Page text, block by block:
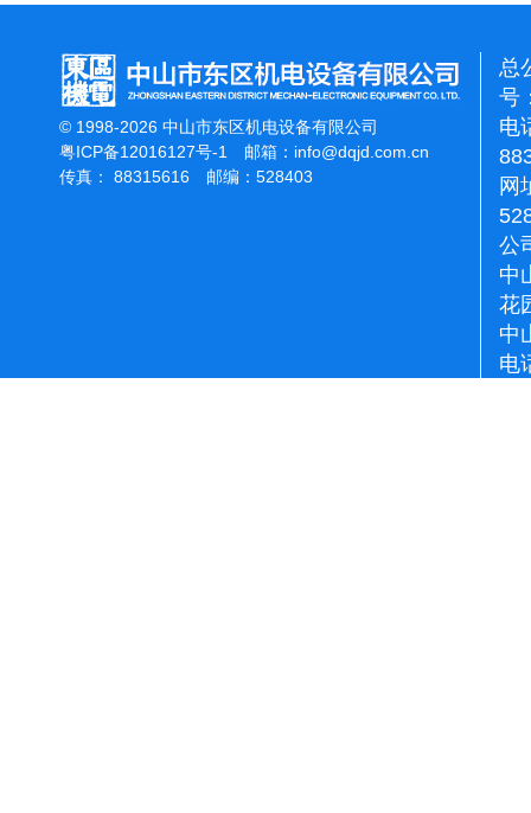
© 1998-2026 中山市东区机电设备有限公司
粤ICP备12016127号-1
邮箱： info@dqjd.com.cn
传真： 88315616 邮编：528403
总
号
电
网
公
中
花
中
电